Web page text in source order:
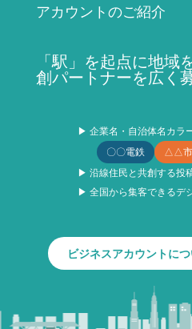
アカウントのご紹介
「駅」を起点に地域
創パートナーを広く
▶ 企業名・自治体名カラ
〇〇電鉄
△△市
▶ 沿線住民と共創する投
▶ 全国から集客できるデ
ビジネスアカウントに